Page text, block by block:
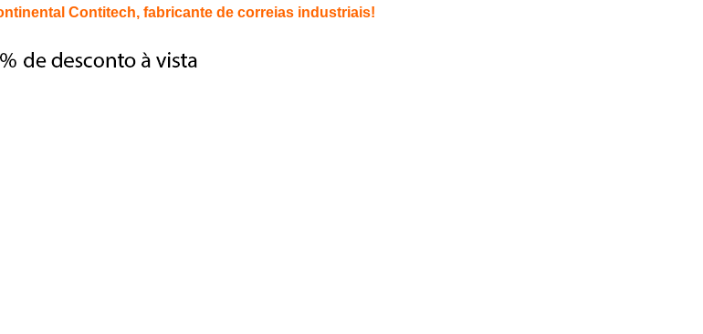
Contitech, fabricante de correias industriais!